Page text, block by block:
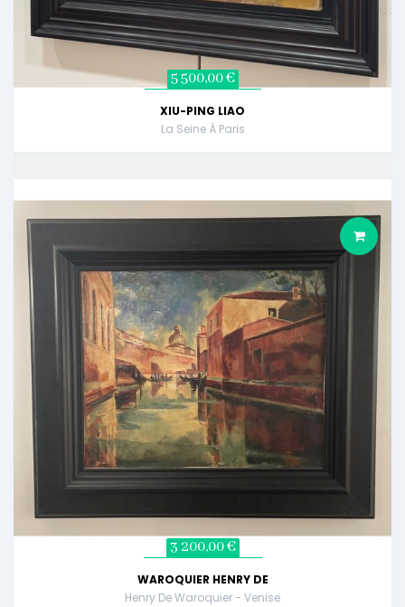
5 500,00 €
XIU-PING LIAO
La Seine À Paris
3 200,00 €
WAROQUIER HENRY DE
Henry De Waroquier - Venise